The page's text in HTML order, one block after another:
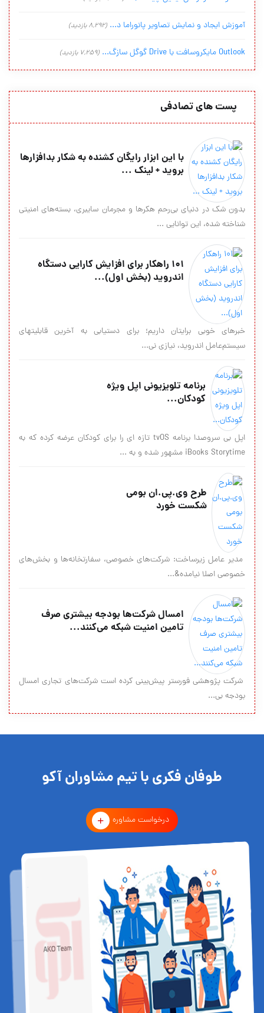
آموزش ایجاد و نمایش تصاویر پانوراما د... (8,292 بازدید)
Outlook مایکروسافت با Drive گوگل سازگ... (7,259 بازدید)
پست های تصادفی
با این ابزار رایگان کشنده به شکار بدافزارها
بروید + لینک ...
بدون شک در دنیای بی‌رحم هکرها و مجرمان سایبری، بسته‌های امنیتی
شناخته شده، این توانایی ...
101 راهکار برای افزایش کارایی دستگاه
اندروید (بخش اول)...
خبرهای خوبی برایتان داریم؛ برای دستیابی به آخرین قابلیت‎های
سیستم‌عامل اندروید، نیازی نی...
برنامه تلویزیونی اپل ویژه
کودکان...
اپل بی سروصدا برنامه tvOS تازه ای را برای کودکان عرضه کرده که به
iBooks Storytime مشهور شده و به ...
طرح وی.پی.ان بومی
شکست خورد
مدیر عامل زیرساخت: شرکت‌های خصوصی، سفارتخانه‌ها و بخش‌های
خصوصی اصلا نیامده&...
امسال شرکت‏‌ها بودجه بیشتری صرف
تامین امنیت شبکه می‌‏کنند...
شرکت پژوهشی فورستر پیش‌‏بینی کرده است شرکت‏‌های تجاری امسال
بودجه‏ بی...
طوفان فکری با تیم مشاوران آکو
درخواست مشاوره